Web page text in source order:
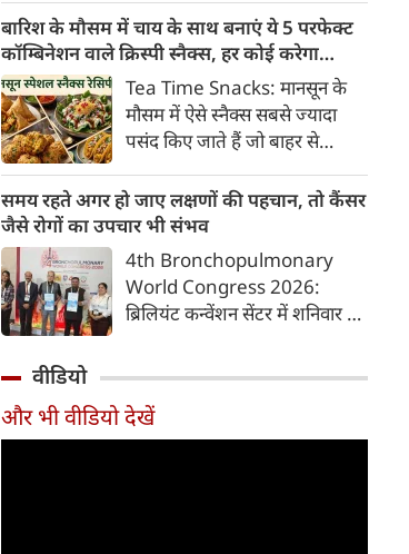
संकेत देना शुरू कर देता है।
अक्सर हम हलकी लालिमा या आंखों
के पीलेपन को थकान समझकर टाल
देते हैं। लेकिन शरीर के ये छोटे-छोटे
बदलाव असल में एक बहुत बड़ी
चेतावनी हो सकते हैं।
बारिश के मौसम में चाय के साथ बनाएं ये 5 परफेक्ट
कॉम्बिनेशन वाले क्रिस्पी स्नैक्स, हर कोई करेगा
तारीफ
Tea Time Snacks: मानसून के
मौसम में ऐसे स्नैक्स सबसे ज्यादा
पसंद किए जाते हैं जो बाहर से
लाजवाब हों। यहां आपके लिये प्रस्तुत
हैं पकौड़ों से लेकर कॉर्न फ्रिटर्स तक
के कई मसालेदार स्नैक्स की ऐसी
रेसिपीज, जिन्हें आप घर पर कम
समय में आसानी से तैयार कर सकते
हैं।
समय रहते अगर हो जाए लक्षणों की पहचान, तो कैंसर
जैसे रोगों का उपचार भी संभव
4th Bronchopulmonary
World Congress 2026:
ब्रिलियंट कन्वेंशन सेंटर में शनिवार से
विदेश से आए पल्मोनोलॉजिस्ट,
क्रिटिकल केयर विशेषज्ञ, थोरासिक
वीडियो
और भी वीडियो देखें